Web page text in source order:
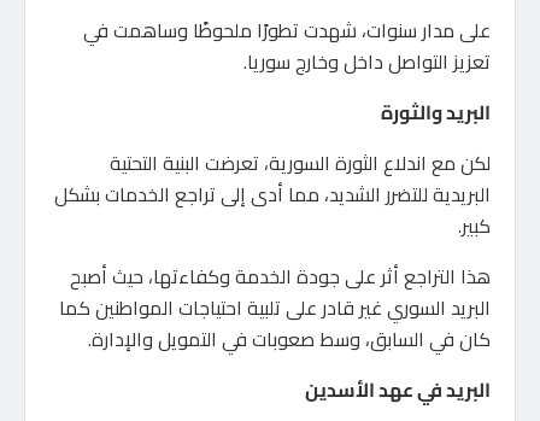
على مدار سنوات، شهدت تطورًا ملحوظًا وساهمت في
تعزيز التواصل داخل وخارج سوريا.
البريد والثورة
لكن مع اندلاع الثورة السورية، تعرضت البنية التحتية
البريدية للتضرر الشديد، مما أدى إلى تراجع الخدمات بشكل
كبير.
هذا التراجع أثر على جودة الخدمة وكفاءتها، حيث أصبح
البريد السوري غير قادر على تلبية احتياجات المواطنين كما
كان في السابق، وسط صعوبات في التمويل والإدارة.
البريد في عهد الأسدين